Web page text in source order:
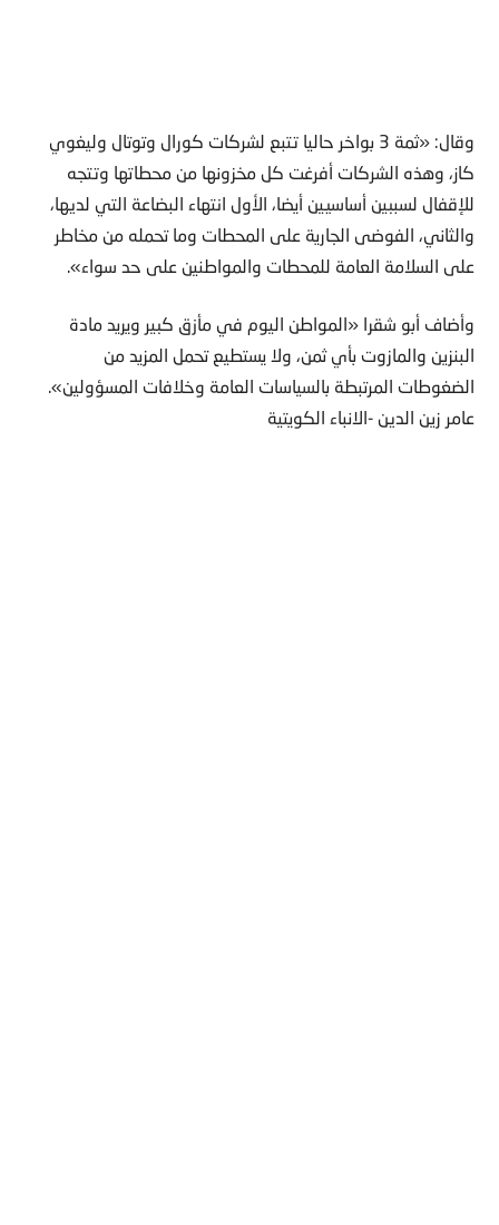
وقال: «ثمة 3 بواخر حاليا تتبع لشركات كورال وتوتال وليغوي
كاز، وهذه الشركات أفرغت كل مخزونها من محطاتها وتتجه
للإقفال لسببين أساسيين أيضا، الأول انتهاء البضاعة التي لديها،
والثاني، الفوضى الجارية على المحطات وما تحمله من مخاطر
على السلامة العامة للمحطات والمواطنين على حد سواء».
وأضاف أبو شقرا «المواطن اليوم في مأزق كبير ويريد مادة
البنزين والمازوت بأي ثمن، ولا يستطيع تحمل المزيد من
الضغوطات المرتبطة بالسياسات العامة وخلافات المسؤولين».
عامر زين الدين -الانباء الكويتية